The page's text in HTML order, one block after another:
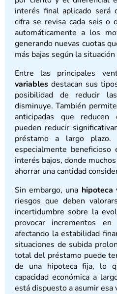
interés final aplicado será
cifra se revisa cada seis o
automáticamente a los
generando nuevas cuotas
más bajas según la
Entre las principales
variables destacan sus
posibilidad de reducir
disminuye. También
anticipadas que
pueden reducir
préstamo a largo plazo.
especialmente
interés bajos, donde
ahorrar una cantidad
Sin embargo, una hipoteca
riesgos que deben
incertidumbre sobre la
provocar incrementos
afectando la estabilidad
situaciones de subida
total del préstamo puede
de una hipoteca fija, lo
capacidad económica a
está dispuesto a asumir esa